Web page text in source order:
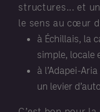
structures... et
le sens au cœur
à Échillais, la
simple, locale
à l’Adapei-
un levier